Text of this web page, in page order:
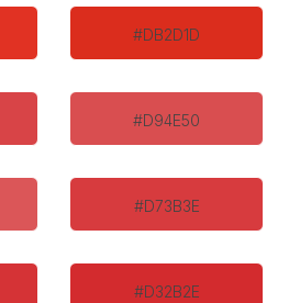
#DB2D1D
#D94E50
#D73B3E
#D32B2E